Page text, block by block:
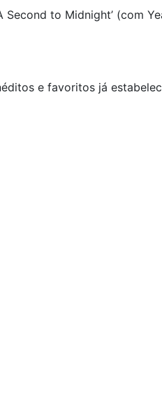
to Midnight’ (com
e favoritos já